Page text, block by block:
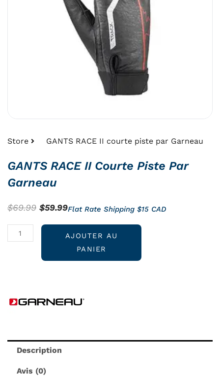
Store GANTS RACE II courte piste par Garneau
GANTS RACE II Courte Piste Par
Garneau
$69.99 Le
$69.99.
$59.99Le
actuel
est :
$59.99.
Flat Rate Shipping $15 CAD
quantité
de
piste
AJOUTER AU
PANIER
Description
Avis (0)